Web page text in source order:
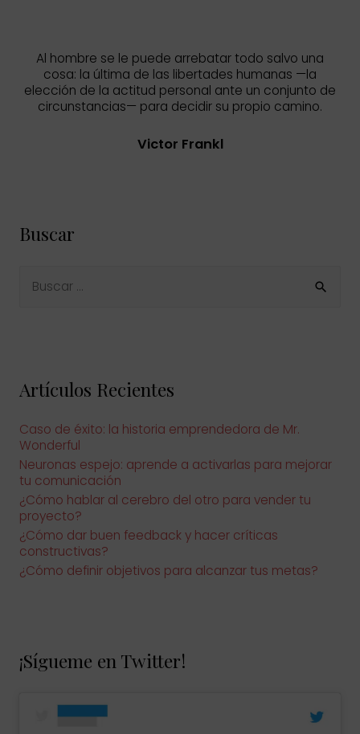
Al hombre se le puede arrebatar todo salvo una
cosa: la última de las libertades humanas —la
elección de la actitud personal ante un conjunto de
circunstancias— para decidir su propio camino.
Victor Frankl
Buscar
o
rArtículos Recientes
Caso de éxito: la historia emprendedora de Mr.
Wonderful
Neuronas espejo: aprende a activarlas para mejorar
tu comunicación
¿Cómo hablar al cerebro del otro para vender tu
proyecto?
¿Cómo dar buen feedback y hacer críticas
constructivas?
¿Cómo definir objetivos para alcanzar tus metas?
¡Sígueme en Twitter!